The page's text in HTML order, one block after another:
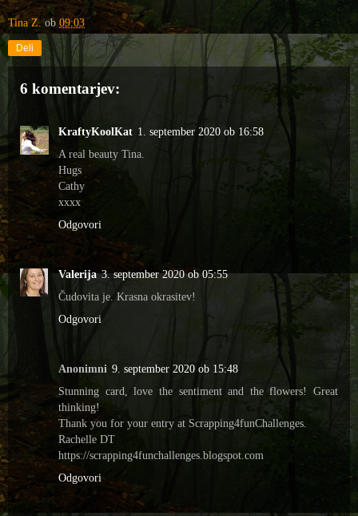
Tina Z. ob09:03
Deli
6 komentarjev:
KraftyKoolKat 1. september 2020 ob 16:58
A real beauty Tina.
Hugs
Cathy
xxxx
Odgovori
Valerija 3. september 2020 ob 05:55
Čudovita je. Krasna okrasitev!
Odgovori
Anonimni 9. september 2020 ob 15:48
Stunning card, love the sentiment and the flowers! Great
thinking!
Thank you for your entry at Scrapping4funChallenges.
Rachelle DT
https://scrapping4funchallenges.blogspot.com
Odgovori